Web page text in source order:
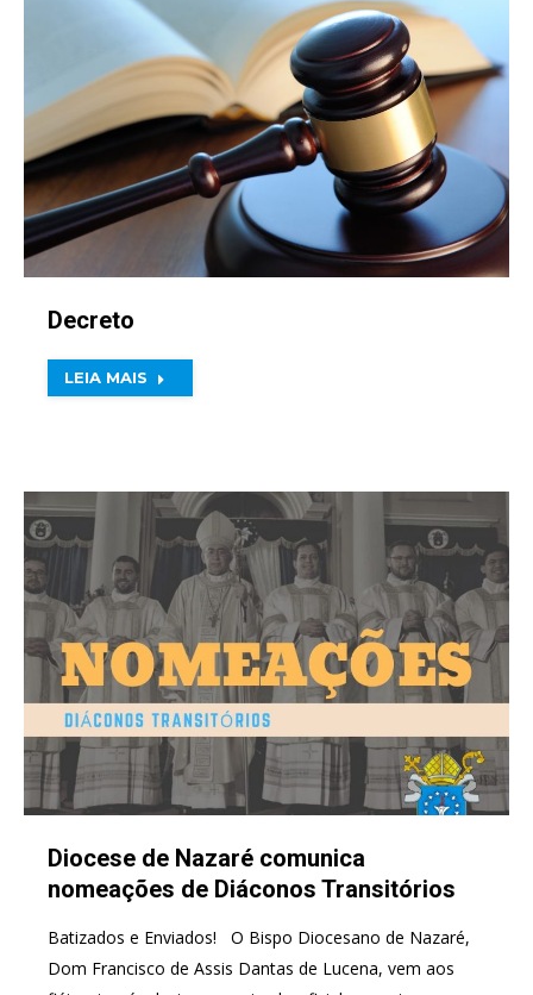
Decreto
LEIA MAIS
Diocese de Nazaré comunica
nomeações de Diáconos Transitórios
Batizados e Enviados! O Bispo Diocesano de Nazaré,
Dom Francisco de Assis Dantas de Lucena, vem aos